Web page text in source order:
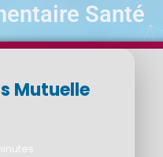
Santé
Mutuelle